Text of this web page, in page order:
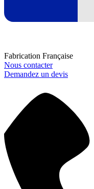
Fabrication Française
Nous contacter
Demandez un devis